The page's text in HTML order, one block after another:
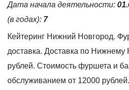
Дата начала деятельности:
(в годах): 7
Кейтеринг Нижний Новгород.
доставка. Доставка по Нижнему
рублей. Стоимость фуршета и
обслуживанием от 12000 рублей.